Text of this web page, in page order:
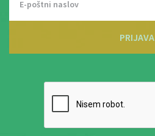
PRIJAVA